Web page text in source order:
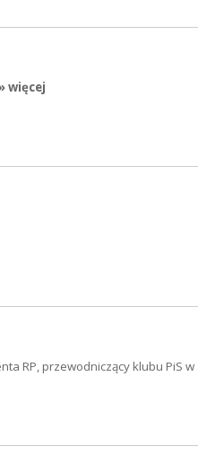
więcej
RP, przewodniczący klubu PiS w